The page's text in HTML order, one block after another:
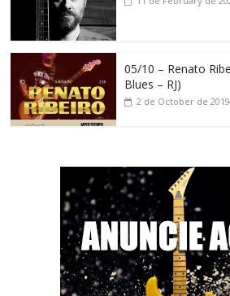
05/10 – Renato
Blues – RJ)
2 de October de 2019